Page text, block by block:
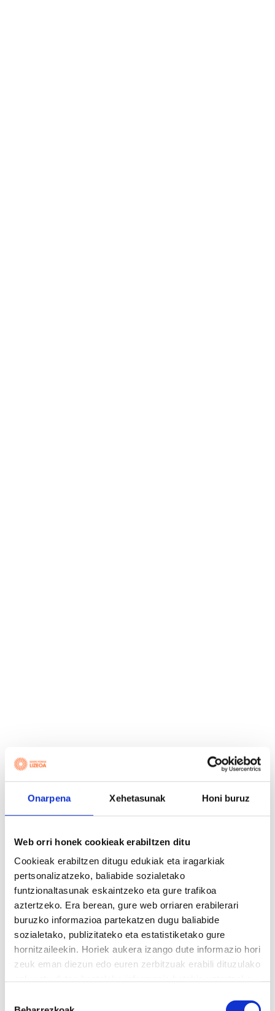
Onarpena Xehetasunak Honi buruz
Web orri honek cookieak erabiltzen ditu
Cookieak erabiltzen ditugu edukiak eta iragarkiak
pertsonalizatzeko, baliabide sozialetako
funtzionaltasunak eskaintzeko eta gure trafikoa
aztertzeko. Era berean, gure web orriaren erabilerari
buruzko informazioa partekatzen dugu baliabide
sozialetako, publizitateko eta estatistiketako gure
hornitzaileekin. Horiek aukera izango dute informazio hori
zeuk eman diezun edo euren zerbitzuak erabili dituzulako